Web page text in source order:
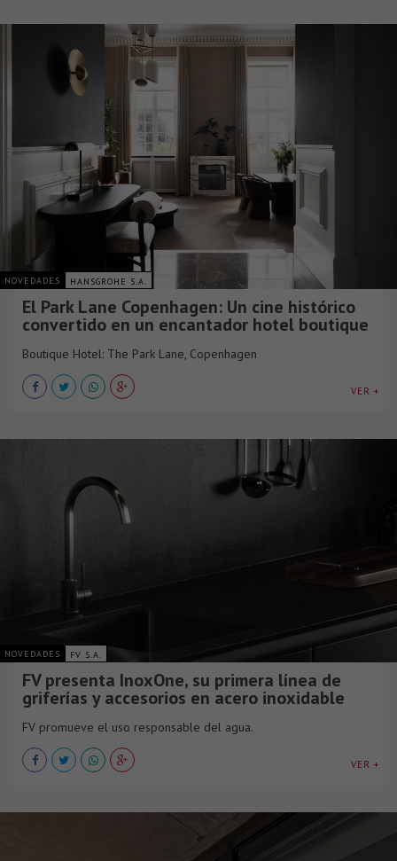
NOVEDADES HANSGROHE S.A.
El Park Lane Copenhagen: Un cine histórico
convertido en un encantador hotel boutique
Boutique Hotel: The Park Lane, Copenhagen
VER +
NOVEDADES FV S.A.
FV presenta InoxOne, su primera línea de
griferías y accesorios en acero inoxidable
FV promueve el uso responsable del agua.
VER +